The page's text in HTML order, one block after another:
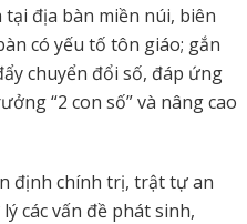
địa bàn miền núi, biên
có yếu tố tôn giáo; gắn
chuyển đổi số, đáp ứng
“2 con số” và nâng cao
định chính trị, trật tự an
các vấn đề phát sinh,